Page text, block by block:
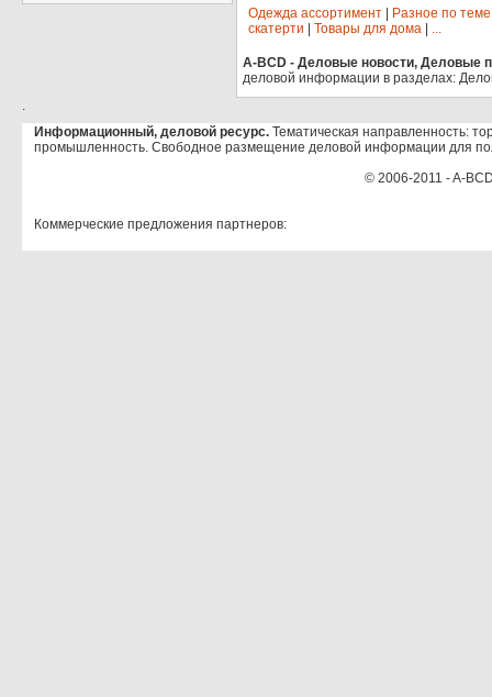
Одежда ассортимент
Разное по теме
скатерти
Товары для дома ...
A-BCD - Деловые новости, Деловые
деловой информации в разделах:
.
Информационный, деловой ресурс. Тематическая направленность:
промышленность. Свободное размещение деловой информации для
© 2006-2011 - A-
Коммерческие предложения партнеров: